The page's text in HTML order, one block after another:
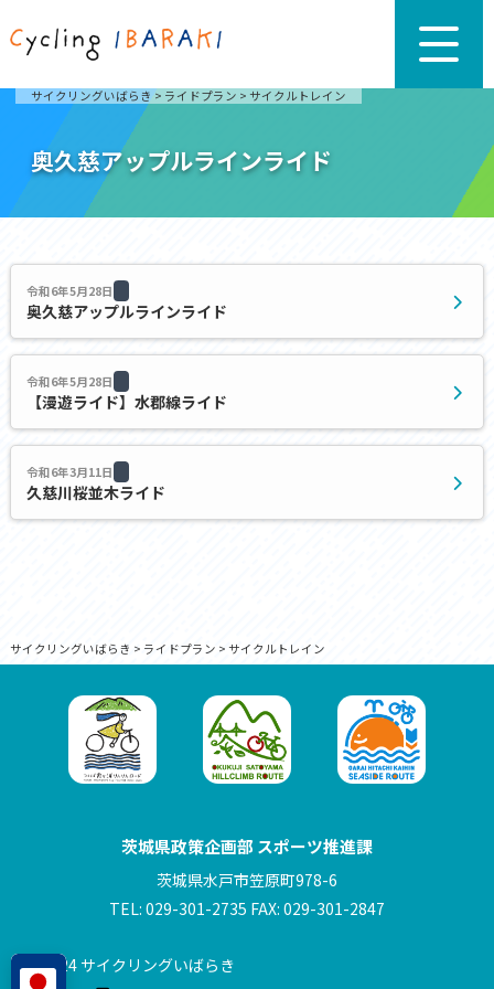
サイクリングいばらき> ライドプラン > サイクルトレイン
奥久慈アップルラインライド
令和6年5月28日
奥久慈アップルラインライド
令和6年5月28日
【漫遊ライド】水郡線ライド
令和6年3月11日
久慈川桜並木ライド
サイクリングいばらき > ライドプラン > サイクルトレイン
茨城県政策企画部 スポーツ推進課
茨城県水戸市笠原町978-6
TEL: 029-301-2735 FAX: 029-301-2847
© 2024 サイクリングいばらき